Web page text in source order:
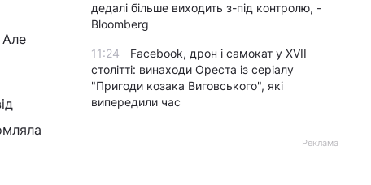
дедалі більше виходить з-під контролю, -
Bloomberg
11:24
Facebook, дрон і самокат у XVII
столітті: винаходи Ореста із серіалу
"Пригоди козака Виговського", які
випередили час
Реклама